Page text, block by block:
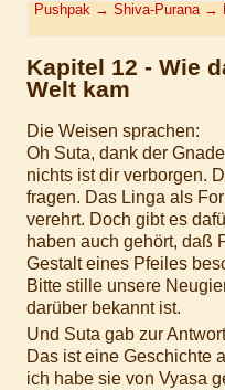
Pushpak → Shiva-Purana →
Kapitel 12 - Wie
Welt kam
Die Weisen sprachen:
Oh Suta, dank der
nichts ist dir verborgen.
fragen. Das Linga als
verehrt. Doch gibt es
haben auch gehört, daß
Gestalt eines Pfeiles
Bitte stille unsere
darüber bekannt ist.
Und Suta gab zur
Das ist eine Geschichte
ich habe sie von Vyasa